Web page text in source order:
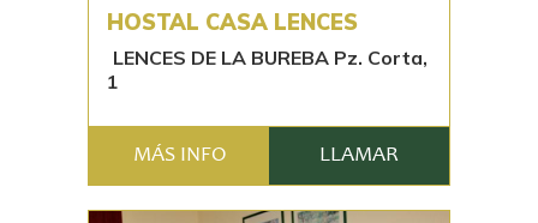
HOSTAL CASA LENCES
LENCES DE LA BUREBA Pz. Corta,
1
MÁS INFO LLAMAR